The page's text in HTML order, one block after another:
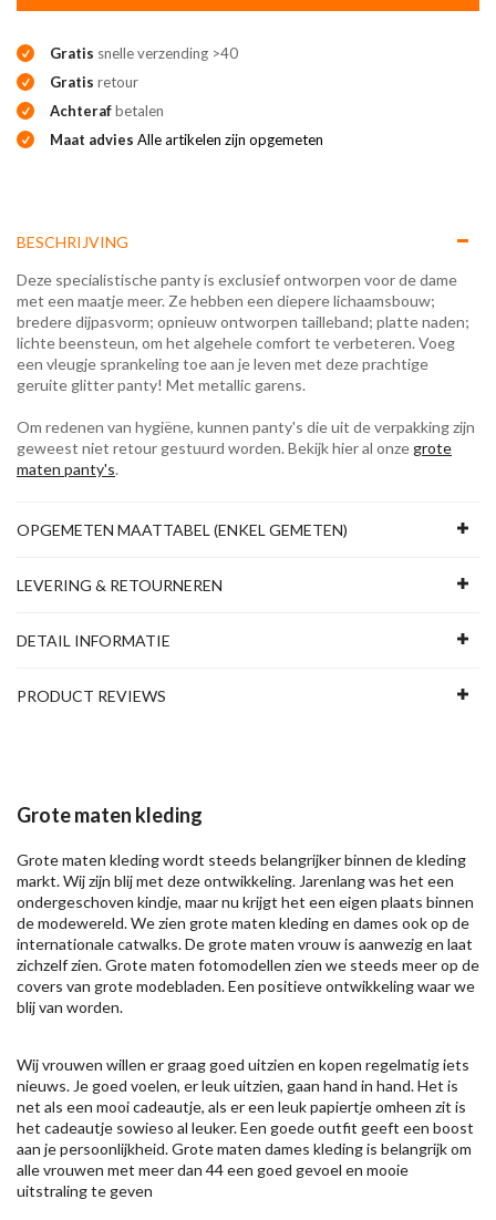
Gratis snelle verzending >40
Gratis retour
Achterafbetalen
Maat advies Alle artikelen zijn opgemeten
BESCHRIJVING
Deze specialistische panty is exclusief ontworpen voor de dame
met een maatje meer. Ze hebben een diepere lichaamsbouw;
bredere dijpasvorm; opnieuw ontworpen tailleband; platte naden;
lichte beensteun, om het algehele comfort te verbeteren. Voeg
een vleugje sprankeling toe aan je leven met deze prachtige
geruite glitter panty! Met metallic garens.
Om redenen van hygiëne, kunnen panty's die uit de verpakking zijn
geweest niet retour gestuurd worden. Bekijk hier al onzegrote
maten panty's.
OPGEMETEN MAATTABEL (ENKEL GEMETEN)
LEVERING & RETOURNEREN
DETAIL INFORMATIE
PRODUCT REVIEWS
Grote maten kleding
Grote maten kleding wordt steeds belangrijker binnen de kleding
markt. Wij zijn blij met deze ontwikkeling. Jarenlang was het een
ondergeschoven kindje, maar nu krijgt het een eigen plaats binnen
de modewereld. We zien grote maten kleding en dames ook op de
internationale catwalks. De grote maten vrouw is aanwezig en laat
zichzelf zien. Grote maten fotomodellen zien we steeds meer op de
covers van grote modebladen. Een positieve ontwikkeling waar we
blij van worden.
Wij vrouwen willen er graag goed uitzien en kopen regelmatig iets
nieuws. Je goed voelen, er leuk uitzien, gaan hand in hand. Het is
net als een mooi cadeautje, als er een leuk papiertje omheen zit is
het cadeautje sowieso al leuker. Een goede outfit geeft een boost
aan je persoonlijkheid. Grote maten dames kleding is belangrijk om
alle vrouwen met meer dan 44 een goed gevoel en mooie
uitstraling te geven